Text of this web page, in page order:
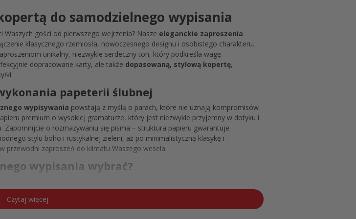
do samodzielnego wypisania
gości od pierwszego wejrzenia? Nasze eleganckie zaproszenia
klasycznego rzemiosła, nowoczesnego designu i osobistego charakteru.
unikalny, niezwykle serdeczny ton, który podkreśla wagę
dopracowane karty, ale także dopasowaną, stylową kopertę,
papeterii ślubnej
wypisywania powstają z myślą o parach, które nie uznają kompromisów
premium o wysokiej gramaturze, który jest niezwykle przyjemny w dotyku i
o rozmazywaniu się pisma – struktura papieru gwarantuje
stylu boho i rustykalnej zieleni, aż po minimalistyczną klasykę i
przewodni zaproszeń do klimatu Waszego wesela.
wypisania wybrać?
zbierają doskonałe opinie od par młodych, które doceniają je za brak ryzyka
i najczęściej polecany wybór dla każdego, kto szuka tanich, ale luksusowo
Czytaj więcej